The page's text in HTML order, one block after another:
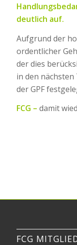
deutlich auf.
Aufgrund der
ordentlicher
der dies
in den
der GPF
FCG – damit
FCG